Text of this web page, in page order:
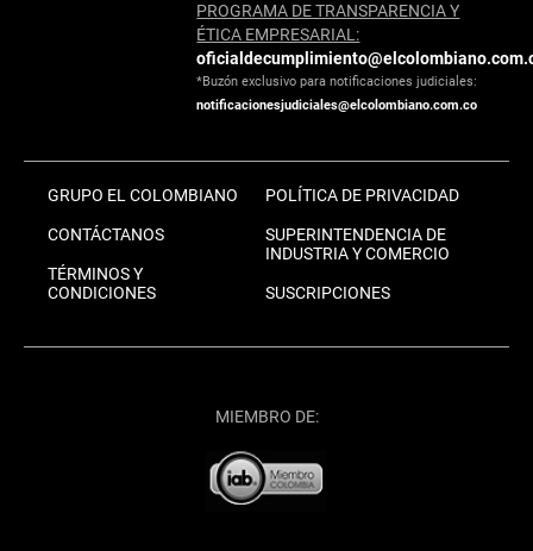
PROGRAMA DE TRANSPARENCIA Y
ÉTICA EMPRESARIAL:
*Buzón exclusivo para notificaciones judiciales:
notificacionesjudiciales@elcolombiano.com.co
GRUPO EL COLOMBIANO
CONTÁCTANOS
TÉRMINOS Y
CONDICIONES
POLÍTICA DE PRIVACIDAD
SUPERINTENDENCIA DE
INDUSTRIA Y COMERCIO
SUSCRIPCIONES
MIEMBRO DE: